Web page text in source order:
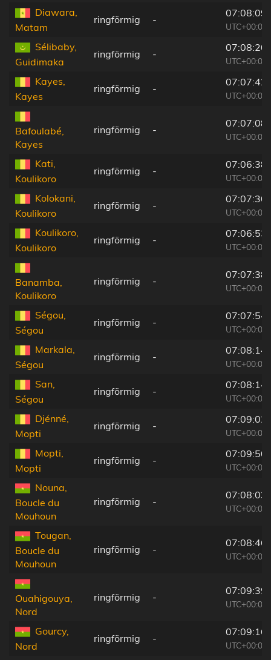
Diawara,
Matam
ringförmig -
07:08:09
UTC+00:00
Sélibaby,
Guidimaka
ringförmig -
07:08:20
UTC+00:00
Kayes,
Kayes
ringförmig -
07:07:42
UTC+00:00
Bafoulabé,
Kayes
ringförmig -
07:07:08
UTC+00:00
Kati,
Koulikoro
ringförmig -
07:06:38
UTC+00:00
Kolokani,
Koulikoro
ringförmig -
07:07:30
UTC+00:00
Koulikoro,
Koulikoro
ringförmig -
07:06:53
UTC+00:00
Banamba,
Koulikoro
ringförmig -
07:07:38
UTC+00:00
Ségou,
Ségou
ringförmig -
07:07:54
UTC+00:00
Markala,
Ségou
ringförmig -
07:08:14
UTC+00:00
San,
Ségou
ringförmig -
07:08:14
UTC+00:00
Djénné,
Mopti
ringförmig -
07:09:02
UTC+00:00
Mopti,
Mopti
ringförmig -
07:09:50
UTC+00:00
Nouna,
Boucle du
Mouhoun
ringförmig -
07:08:03
UTC+00:00
Tougan,
Boucle du
Mouhoun
ringförmig -
07:08:46
UTC+00:00
Ouahigouya,
Nord
ringförmig -
07:09:39
UTC+00:00
Gourcy,
Nord
ringförmig -
07:09:16
UTC+00:00